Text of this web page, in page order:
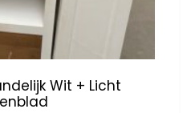
Wit + Licht